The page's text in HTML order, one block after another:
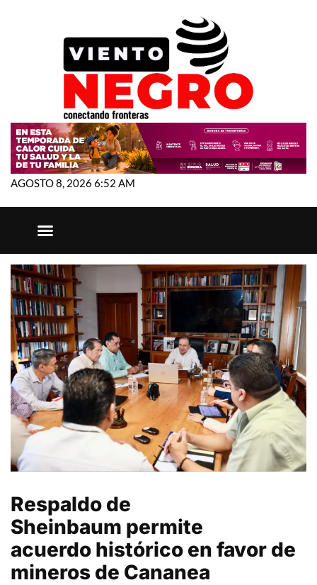
AGOSTO 8, 2026 6:52 AM
Respaldo de
Sheinbaum permite
acuerdo histórico en favor de
mineros de Cananea